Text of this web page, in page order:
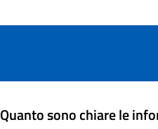
Quanto sono chiare le